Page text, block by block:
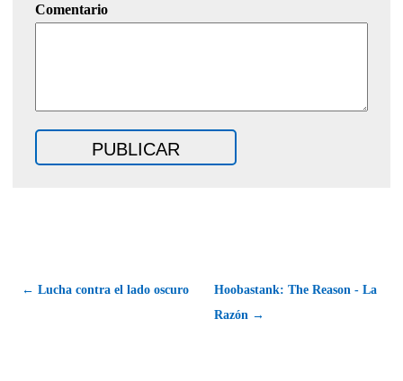
Comentario
← Lucha contra el lado oscuro
Hoobastank: The Reason - La
Razón →